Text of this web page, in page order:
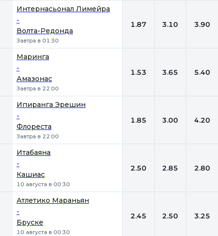
Интернасьонал Лимейра
-
Волта-Редонда
Завтра в 01:30
1.87 3.10 3.90
Маринга
-
Амазонас
Завтра в 22:00
1.53 3.65 5.40
Ипиранга Эрешин
-
Флореста
Завтра в 22:00
1.85 3.00 4.20
Итабаяна
-
Кашиас
10 августа в 00:30
2.50 2.85 2.80
Атлетико Мараньян
-
Бруске
10 августа в 00:30
2.45 2.50 3.25